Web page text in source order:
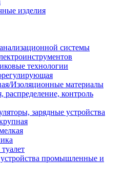
изделия
системы
технологии
Изоляционные материалы
распределение, контроль
зарядные устройства
промышленные и